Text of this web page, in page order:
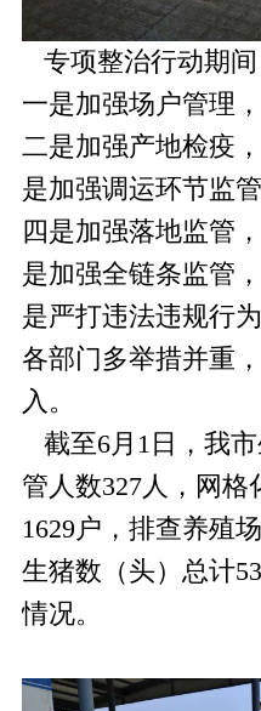
专项整治行动期间
一是加强场户管理
二是加强产地检疫
是加强调运环节监
四是加强落地监管
是加强全链条监管
是严打违法违规行
各部门多举措并重
入。
截至6月1日，我
管人数327人，网
1629户，排查养殖
生猪数（头）总计
情况。